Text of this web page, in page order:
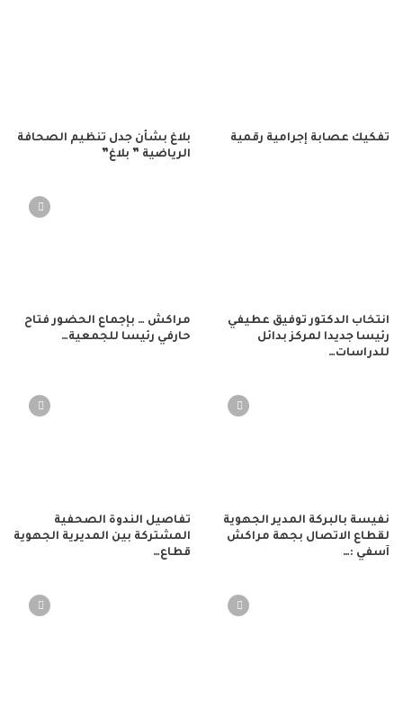
تفكيك عصابة إجرامية رقمية
بلاغ بشأن جدل تنظيم الصحافة
الرياضية ” بلاغ”
انتخاب الدكتور توفيق عطيفي
رئيسا جديدا لمركز بدائل
للدراسات…
مراكش … بإجماع الحضور فتاح
حارفي رئيسا للجمعية…
نفيسة بالبركة المدير الجهوية
لقطاع الاتصال بجهة مراكش
آسفي :…
تفاصيل الندوة الصحفية
المشتركة بين المديرية الجهوية
قطاع…